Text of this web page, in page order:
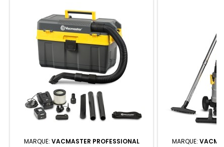
MARQUE: VACMASTER PROFESSIONAL MARQUE: